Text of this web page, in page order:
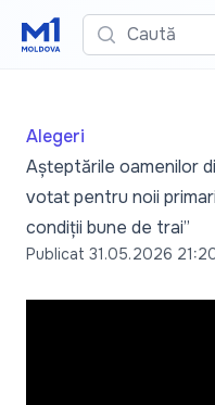
Caută
Alegeri
Așteptările oamenilor
votat pentru noii
condiții bune de trai”
Publicat 31.05.2026